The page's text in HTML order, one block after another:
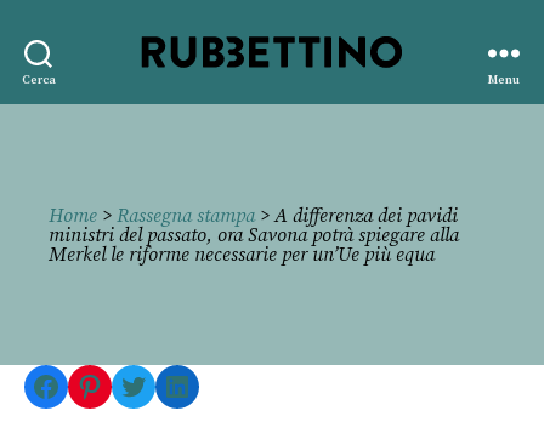
Cerca
editore
Menu
Home > Rassegna stampa> A differenza dei pavidi
ministri del passato, ora Savona potrà spiegare alla
Merkel le riforme necessarie per un’Ue più equa
Facebook
Pinterest
TwitterLinkedIn